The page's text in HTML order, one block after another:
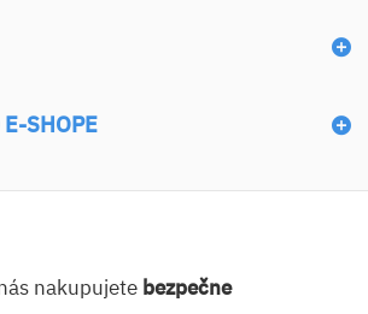
SHOPE
nakupujete bezpečne